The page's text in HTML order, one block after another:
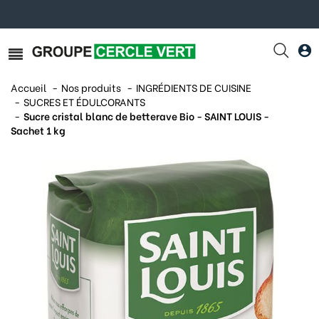
Accueil Nos produits
INGRÉDIENTS DE CUISINE
SUCRES ET ÉDULCORANTS
Sucre cristal blanc de betterave Bio - SAINT LOUIS -
Sachet 1 kg